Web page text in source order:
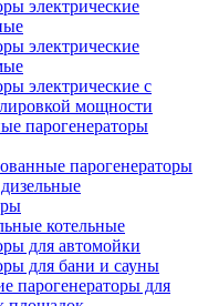
электрические
электрические
электрические с
мощности
парогенераторы
парогенераторы
котельные
для автомойки
для бани и сауны
парогенераторы для